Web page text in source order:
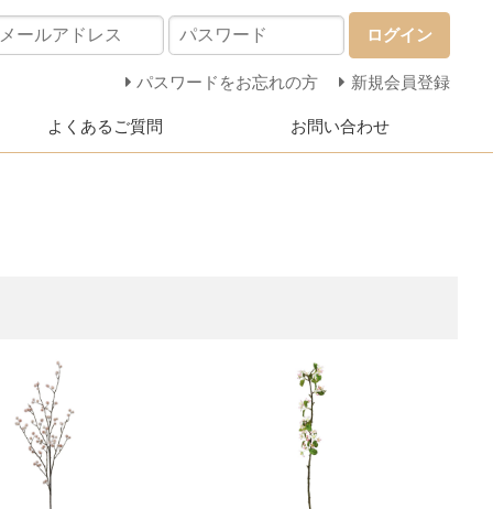
ログイン
パスワードをお忘れの方 新規会員登録
よくあるご質問 お問い合わせ